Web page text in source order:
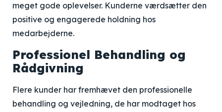
meget gode oplevelser. Kunderne værdsætter den
positive og engagerede holdning hos
medarbejderne.
Professionel Behandling og
Rådgivning
Flere kunder har fremhævet den professionelle
behandling og vejledning, de har modtaget hos